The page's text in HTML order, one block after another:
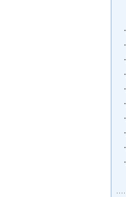
·
·
·
·
·
·
·
·
·
·